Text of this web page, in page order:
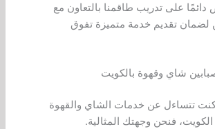
دائمًا على تدريب طاقمنا بالتعاون مع
لضمان تقديم خدمة متميزة تفوق
شاي وقهوة بالكويت
كنت تتساءل عن خدمات الشاي والقهوة
فنحن وجهتك المثالية.